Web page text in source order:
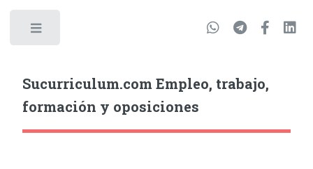
Sucurriculum.com Empleo, trabajo,
formación y oposiciones